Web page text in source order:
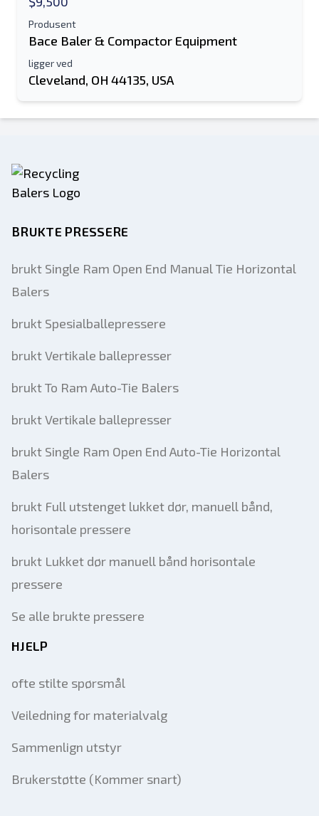
Produsent
Bace Baler & Compactor Equipment
ligger ved
Cleveland, OH 44135, USA
BRUKTE PRESSERE
brukt Single Ram Open End Manual Tie Horizontal
Balers
brukt Spesialballepressere
brukt Vertikale ballepresser
brukt To Ram Auto-Tie Balers
brukt Vertikale ballepresser
brukt Single Ram Open End Auto-Tie Horizontal
Balers
brukt Full utstenget lukket dør, manuell bånd,
horisontale pressere
brukt Lukket dør manuell bånd horisontale
pressere
Se alle brukte pressere
HJELP
ofte stilte spørsmål
Veiledning for materialvalg
Sammenlign utstyr
Brukerstøtte (Kommer snart)